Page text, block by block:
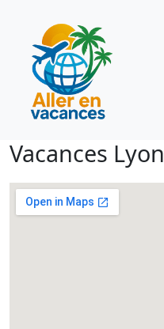
Vacances Lyon